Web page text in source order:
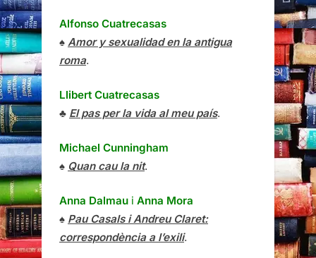
Alfonso Cuatrecasas
♠ Amor y sexualidad en la antigua
roma.
Llibert Cuatrecasas
♣ El pas per la vida al meu país.
Michael Cunningham
♠ Quan cau la nit.
Anna Dalmau i Anna Mora
♠ Pau Casals i Andreu Claret:
correspondència a l’exili.